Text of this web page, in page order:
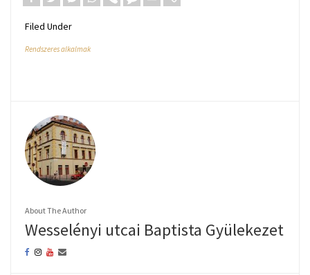
Filed Under
Rendszeres alkalmak
About The Author
Wesselényi utcai Baptista Gyülekezet